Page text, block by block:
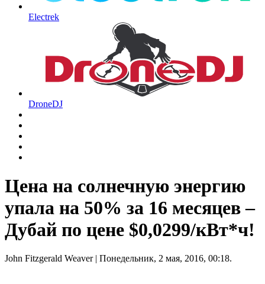
Electrek
DroneDJ
Цена на солнечную энергию
упала на 50% за 16 месяцев –
Дубай по цене $0,0299/кВт*ч!
John Fitzgerald Weaver| Понедельник, 2 мая, 2016, 00:18.